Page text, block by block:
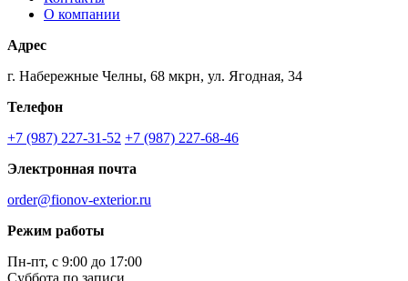
О компании
Адрес
г. Набережные Челны, 68 мкрн, ул. Ягодная, 34
Телефон
+7 (987) 227-31-52 +7 (987) 227-68-46
Электронная почта
order@fionov-exterior.ru
Режим работы
Пн-пт, с 9:00 до 17:00